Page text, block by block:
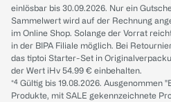
einlösbar bis 30.09.2026. Nur ein
Sammelwert wird auf der Rechnung
im Online Shop. Solange der Vorrat
in der BIPA Filiale möglich. Bei
das tiptoi Starter-Set in
der Wert iHv 54.99 € einbehalten.
*⁴ Gültig bis 19.08.2026. Ausgenommen
Produkte, mit SALE gekennzeichnete